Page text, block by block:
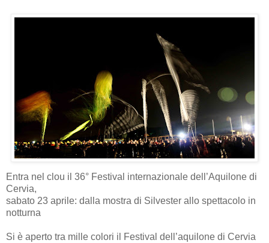
Entra nel clou il 36° Festival internazionale dell’Aquilone di
Cervia,
sabato 23 aprile: dalla mostra di Silvester allo spettacolo in
notturna
Si è aperto tra mille colori il Festival dell’aquilone di Cervia